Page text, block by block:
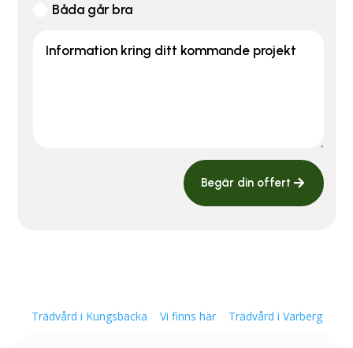
Båda går bra
Begär din offert
Trädvård i Kungsbacka Vi finns här Trädvård i Varberg